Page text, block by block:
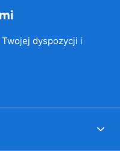
Twojej dyspozycji i